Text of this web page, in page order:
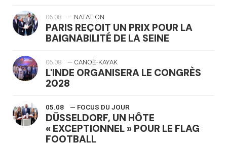
06.08 — NATATION
PARIS REÇOIT UN PRIX POUR LA
BAIGNABILITÉ DE LA SEINE
06.08 — CANOË-KAYAK
L'INDE ORGANISERA LE CONGRÈS
2028
05.08 — FOCUS DU JOUR
DÜSSELDORF, UN HÔTE
« EXCEPTIONNEL » POUR LE FLAG
FOOTBALL